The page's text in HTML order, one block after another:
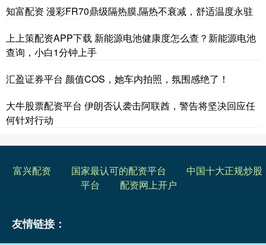
知富配资 漫彩FR70鼎级隔热膜,隔热不衰减，舒适温度永驻
上上策配资APP下载 新能源电池健康度怎么查？新能源电池
查询，小白1分钟上手
汇盈证券平台 颜值COS，她车内拍照，氛围感绝了！
大牛股票配资平台 伊朗否认袭击阿联酋，警告将坚决回应任
何针对行动
富兴配资 国家最认可的配资平台
中国十大正规炒股
平台
配资网上开户
友情链接：